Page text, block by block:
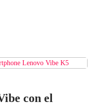
con el